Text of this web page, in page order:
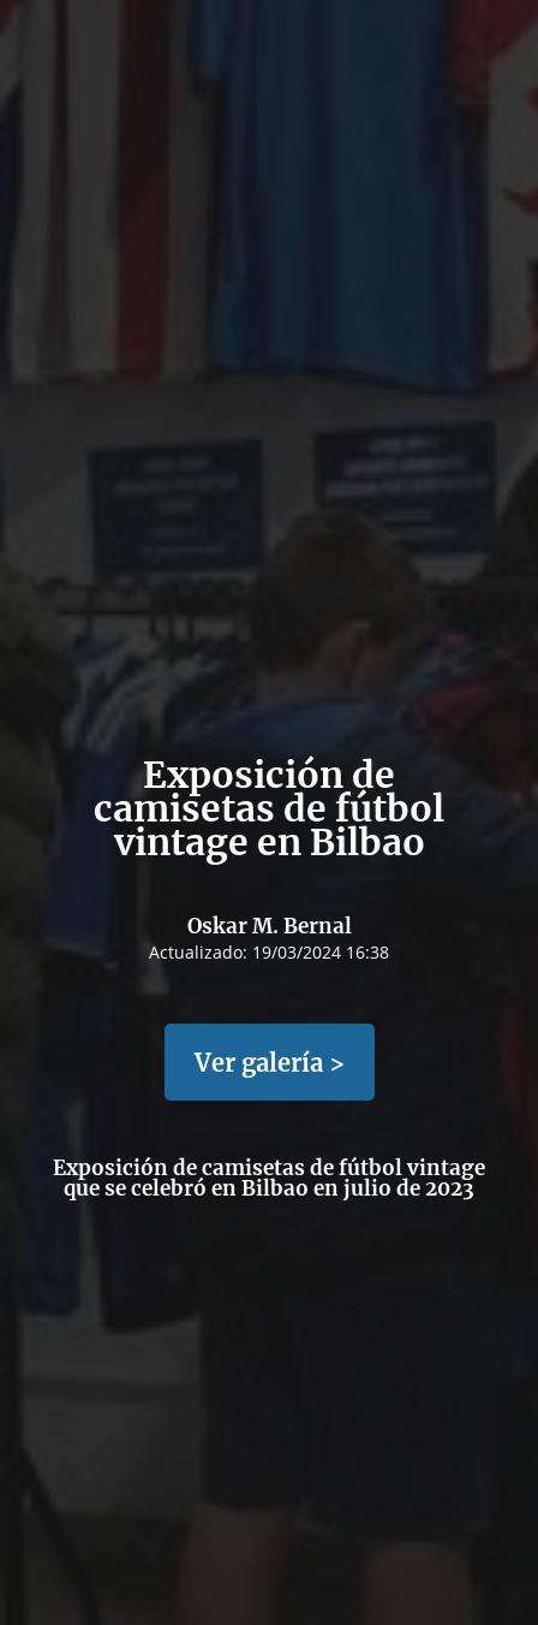
Exposición de
camisetas de fútbol
vintage en Bilbao
Oskar M. Bernal
Actualizado: 19/03/2024 16:38
Ver galería >
Exposición de camisetas de fútbol vintage
que se celebró en Bilbao en julio de 2023